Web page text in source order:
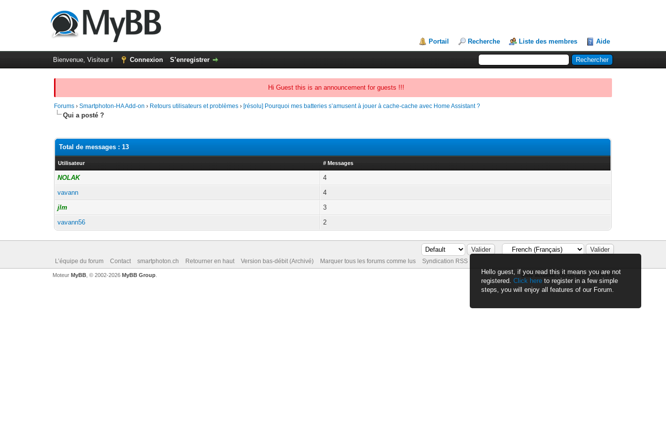
Hello guest, if you read this it means you are not
registered. Click here to register in a few simple
steps, you will enjoy all features of our Forum.
Portail Recherche Liste des membres Aide
Bienvenue, Visiteur ! Connexion S’enregistrer
Hi Guest this is an announcement for guests !!!
Forums ›Smartphoton-HA Add-on › Retours utilisateurs et problèmes › [résolu] Pourquoi mes batteries s’amusent à jouer à cache-cache avec Home Assistant ?
Qui a posté ?
Total de messages : 13
Utilisateur # Messages
NOLAK
4
vavann
4
jlm
3
vavann56
2
L’équipe du forum Contact smartphoton.ch Retourner en haut Version bas-débit (Archivé) Marquer tous les forums comme lus Syndication RSS
Date actuelle :06-08-2026, 02:34 PM
Moteur MyBB, © 2002-2026 MyBB Group.